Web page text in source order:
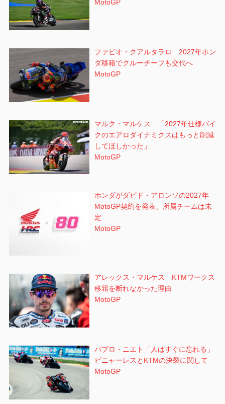
MotoGP
ファビオ・クアルタラロ 2027年ホン
ダ移籍でクルーチーフも交代へ
MotoGP
マルク・マルケス 「2027年仕様バイ
クのエアロダイナミクスはもっと削減
してほしかった」
MotoGP
ホンダがダビド・アロンソの2027年
MotoGP契約を発表、所属チームは未
定
MotoGP
アレックス・マルケス KTMワークス
移籍を断れなかった理由
MotoGP
パブロ・ニエト「人はすぐに忘れる」
ビニャーレスとKTMの決裂に関して
MotoGP